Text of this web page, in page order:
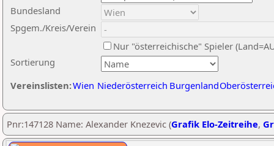
Sortierung
Bundesland
Spgem./Kreis/Verein
Nur "österreichische" Spieler
Vereinslisten:Wien Niederösterreich Burgenland
Pnr:147128 Name: Alexander Knezevic (Grafik Elo-Zeitreihe,